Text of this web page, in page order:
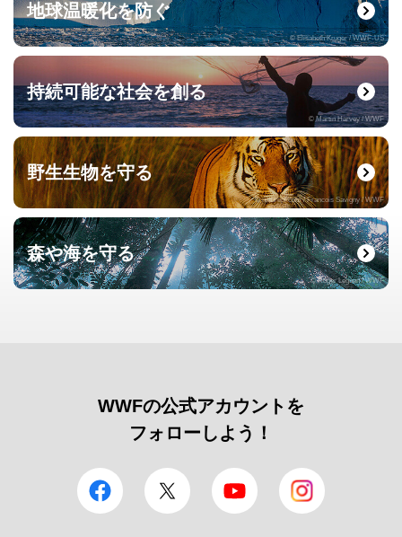
地球温暖化を防ぐ
© Elisabeth Kruger / WWF-US
持続可能な社会を創る
© Martin Harvey / WWF
野生生物を守る
© naturepl.com / Francois Savigny / WWF
森や海を守る
© Roger Leguen / WWF
WWFの公式アカウントを
フォローしよう！
facebook Twitter YouTube